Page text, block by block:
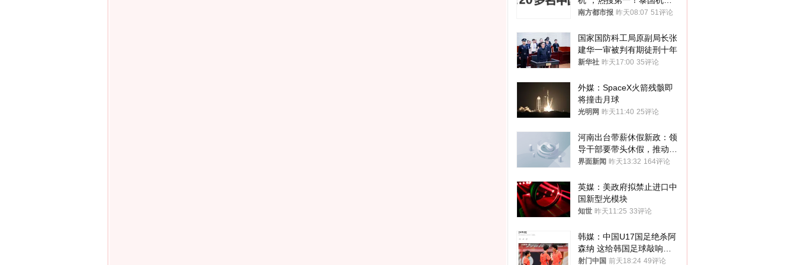
方道歉
南方都市报 昨天08:07 51评论
国家国防科工局原副局长张
建华一审被判有期徒刑十年
新华社 昨天17:00 35评论
外媒：SpaceX火箭残骸即
将撞击月球
光明网 昨天11:40 25评论
河南出台带薪休假新政：领
导干部要带头休假，推动全
员应休尽休、休满休足
界面新闻 昨天13:32 164评论
英媒：美政府拟禁止进口中
国新型光模块
知世 昨天11:25 33评论
韩媒：中国U17国足绝杀阿
森纳 这给韩国足球敲响了
警钟
射门中国 前天18:24 49评论